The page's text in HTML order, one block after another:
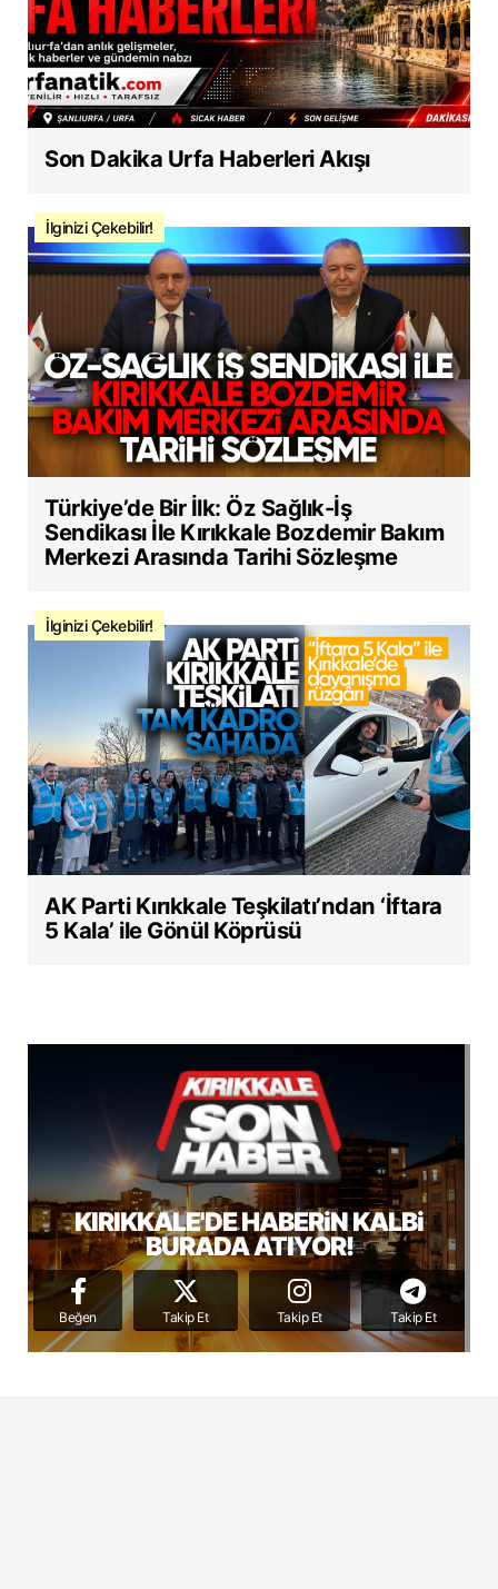
Son Dakika Urfa Haberleri Akışı
İlginizi Çekebilir!
Türkiye’de Bir İlk: Öz Sağlık-İş
Sendikası İle Kırıkkale Bozdemir Bakım
Merkezi Arasında Tarihi Sözleşme
İlginizi Çekebilir!
AK Parti Kırıkkale Teşkilatı’ndan ‘İftara
5 Kala’ ile Gönül Köprüsü
KIRIKKALE'DE HABERiN KALBi
BURADA ATIYOR!
Beğen Takip Et Takip Et Takip Et